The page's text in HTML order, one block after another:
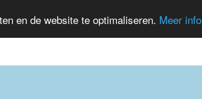
en de website te optimaliseren. Meer info